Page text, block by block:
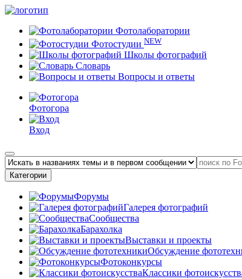
Фотолаборатории
Фотостудии NEW
Школы фотографий
Словарь
Вопросы и ответы
Фотогора
Вход
Категории
Форумы
Галерея фотографий
Сообщества
Барахолка
Выставки и проекты
Обсуждение
Фотоконкурсы
Классики